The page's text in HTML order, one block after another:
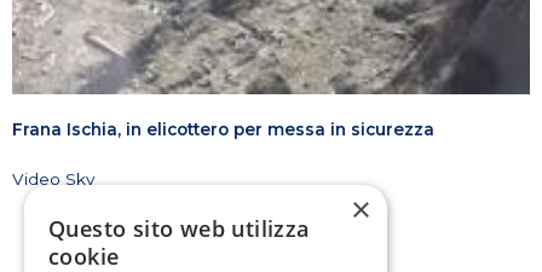
Frana Ischia, in elicottero per messa in sicurezza
Video Sky
×
Questo sito web utilizza
cookie